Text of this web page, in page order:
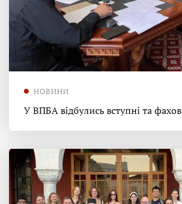
НОВИНИ
У ВПБА відбулись вступні та